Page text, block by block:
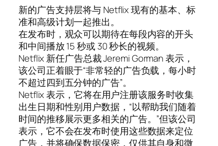
新的广告支持层将与 Netflix 现有的基本、标
准和高级计划一起推出。
在发布时，观众可以期待在每段内容的开头
和中间播放 15 秒或 30 秒长的视频。
Netflix 新任广告总裁 Jeremi Gorman 表示，
该公司正着眼于“非常轻的广告负载，每小时
不超过四到五分钟的广告”。
Netflix 表示，它将在用户注册该服务时收集
出生日期和性别用户数据，“以帮助我们随着
时间的推移展示更多相关的广告。”但该公司
表示，它不会在发布时使用这些数据来定位
广告，并将确保数据保密，仅供其自身和微